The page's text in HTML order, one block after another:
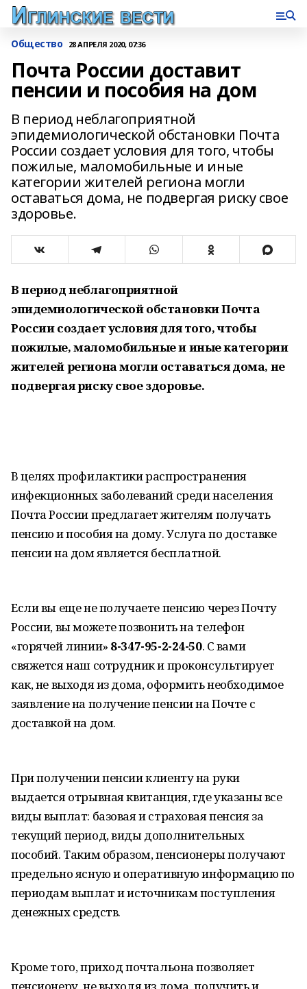
Общество 28 АПРЕЛЯ 2020, 07:36
Почта России доставит
пенсии и пособия на дом
В период неблагоприятной
эпидемиологической обстановки Почта
России создает условия для того, чтобы
пожилые, маломобильные и иные
категории жителей региона могли
оставаться дома, не подвергая риску свое
здоровье.
В период неблагоприятной
эпидемиологической обстановки Почта
России создает условия для того, чтобы
пожилые, маломобильные и иные категории
жителей региона могли оставаться дома, не
подвергая риску свое здоровье.
В целях профилактики распространения
инфекционных заболеваний среди населения
Почта России предлагает жителям получать
пенсию и пособия на дому. Услуга по доставке
пенсии на дом является бесплатной.
Если вы еще не получаете пенсию через Почту
России, вы можете позвонить на телефон
«горячей линии» 8-347-95-2-24-50. С вами
свяжется наш сотрудник и проконсультирует
как, не выходя из дома, оформить необходимое
заявление на получение пенсии на Почте с
доставкой на дом.
При получении пенсии клиенту на руки
выдается отрывная квитанция, где указаны все
виды выплат: базовая и страховая пенсия за
текущий период, виды дополнительных
пособий. Таким образом, пенсионеры получают
предельно ясную и оперативную информацию по
периодам выплат и источникам поступления
денежных средств.
Кроме того, приход почтальона позволяет